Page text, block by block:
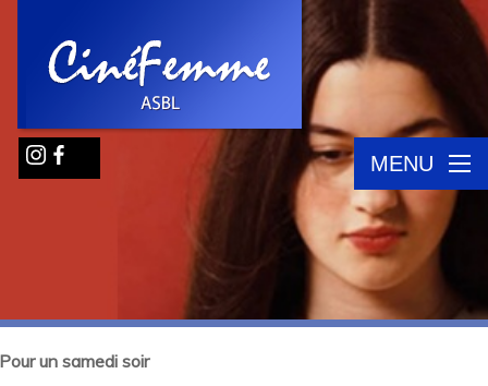
MENU
un samedi soir